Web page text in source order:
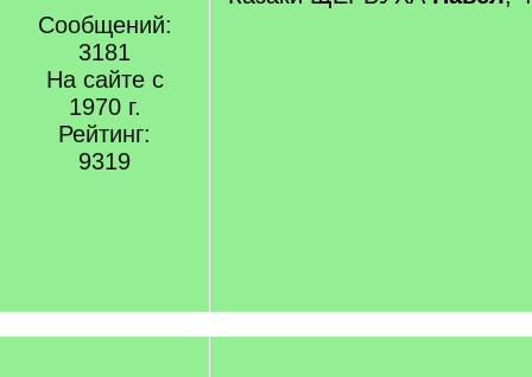
Сообщений:
3181
На сайте с
1970 г.
Рейтинг:
9319